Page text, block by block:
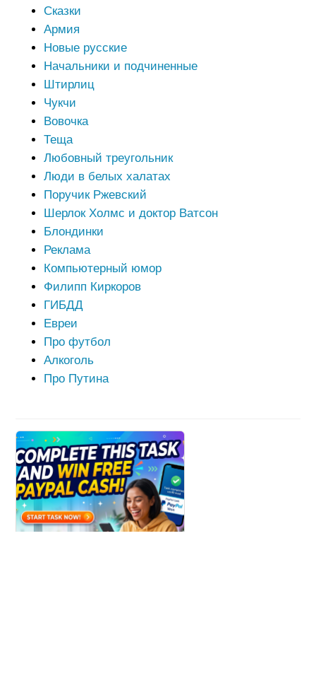
Сказки
Армия
Новые русские
Начальники и подчиненные
Штирлиц
Чукчи
Вовочка
Теща
Любовный треугольник
Люди в белых халатах
Поручик Ржевский
Шерлок Холмс и доктор Ватсон
Блондинки
Реклама
Компьютерный юмор
Филипп Киркоров
ГИБДД
Евреи
Про футбол
Алкоголь
Про Путина